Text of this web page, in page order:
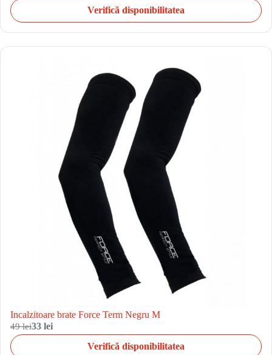
Verifică disponibilitatea
Incalzitoare brate Force Term Negru M
49 lei33 lei
Verifică disponibilitatea